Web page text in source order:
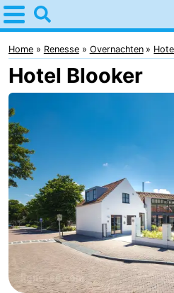
Home
Renesse
Tips
Voor
kinderen
Overnachten
Appartementen
-
Port
Greve
-
Zeeuwse
Bed
Home Renesse Overnachten
Hotel Blooker